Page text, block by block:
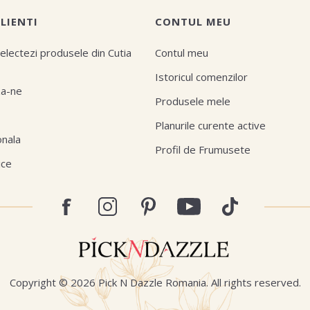
produsele din Cutia
ne
CONTUL MEU
Contul meu
Istoricul comenzilor
Produsele mele
Planurile curente active
Profil de Frumusete
Copyright © 2026 Pick N Dazzle Romania. All rights reserved.